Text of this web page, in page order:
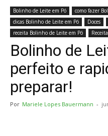
Bolinho de Leite em Pó
como fazer
dicas Bolinho de Leite em Pó
Doces
receita Bolinho de Leite em Pó
Bolinho de
perfeito e
preparar!
Por Mariele Lopes Bauermann -